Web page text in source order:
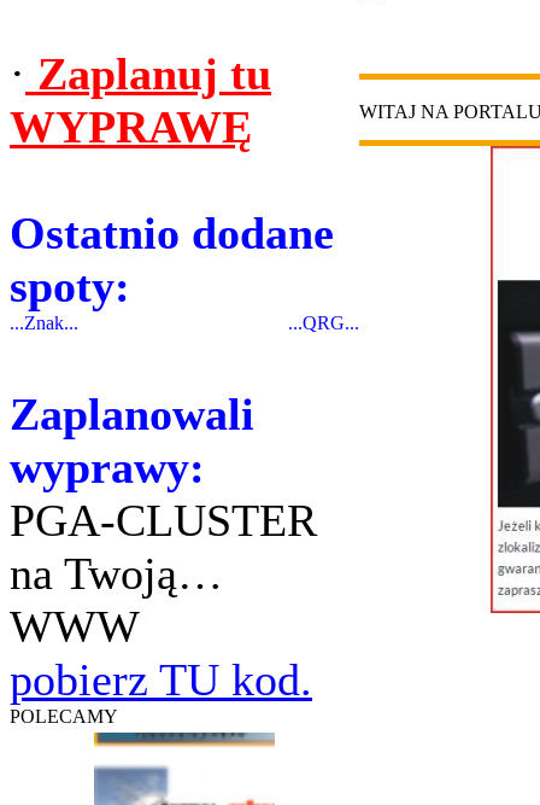
· Zaplanuj tu
WYPRAWĘ
Ostatnio dodane
spoty:
...Znak... ...QRG...
Zaplanowali
wyprawy:
PGA-CLUSTER
na Twoją…
WWW
pobierz TU kod.
POLECAMY
WITAJ NA